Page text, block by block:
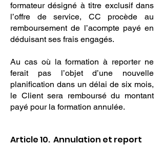
formateur désigné à titre exclusif dans
l’offre de service, CC procède au
remboursement de l’acompte payé en
déduisant ses frais engagés.
Au cas où la formation à reporter ne
ferait pas l’objet d’une nouvelle
planification dans un délai de six mois,
le Client sera remboursé du montant
payé pour la formation annulée.
Article 10. Annulation et report